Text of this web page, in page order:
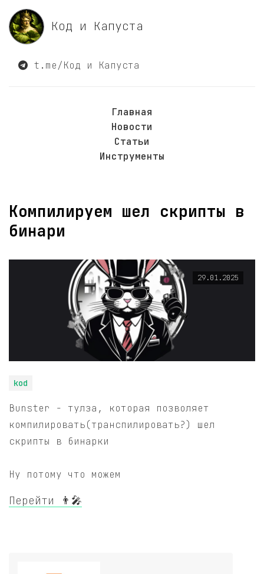
Код и Капуста
t.me/Код и Капуста
Главная
Новости
Статьи
Инструменты
Компилируем шел скрипты в
бинари
29.01.2025
kod
Bunster - тулза, которая позволяет
компилировать(транспилировать?) шел
скрипты в бинарки
Ну потому что можем
Перейти 👨‍🎤